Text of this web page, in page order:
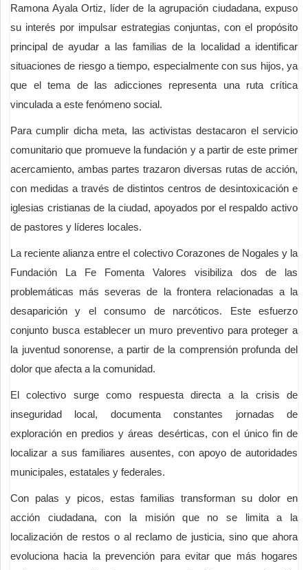
Ramona Ayala Ortiz, líder de la agrupación ciudadana, expuso
su interés por impulsar estrategias conjuntas, con el propósito
principal de ayudar a las familias de la localidad a identificar
situaciones de riesgo a tiempo, especialmente con sus hijos, ya
que el tema de las adicciones representa una ruta crítica
vinculada a este fenómeno social.
Para cumplir dicha meta, las activistas destacaron el servicio
comunitario que promueve la fundación y a partir de este primer
acercamiento, ambas partes trazaron diversas rutas de acción,
con medidas a través de distintos centros de desintoxicación e
iglesias cristianas de la ciudad, apoyados por el respaldo activo
de pastores y líderes locales.
La reciente alianza entre el colectivo Corazones de Nogales y la
Fundación La Fe Fomenta Valores visibiliza dos de las
problemáticas más severas de la frontera relacionadas a la
desaparición y el consumo de narcóticos. Este esfuerzo
conjunto busca establecer un muro preventivo para proteger a
la juventud sonorense, a partir de la comprensión profunda del
dolor que afecta a la comunidad.
El colectivo surge como respuesta directa a la crisis de
inseguridad local, documenta constantes jornadas de
exploración en predios y áreas desérticas, con el único fin de
localizar a sus familiares ausentes, con apoyo de autoridades
municipales, estatales y federales.
Con palas y picos, estas familias transforman su dolor en
acción ciudadana, con la misión que no se limita a la
localización de restos o al reclamo de justicia, sino que ahora
evoluciona hacia la prevención para evitar que más hogares